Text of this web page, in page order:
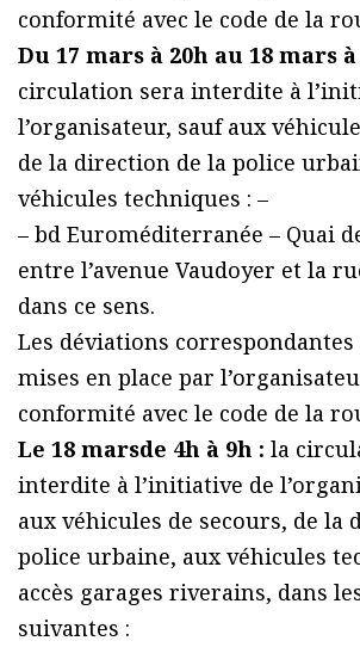
conformité avec le code de la
Du 17 mars à 20h au 18 mars à
circulation sera interdite à
l’organisateur, sauf aux
de la direction de la police
véhicules techniques : –
– bd Euroméditerranée – Quai
entre l’avenue Vaudoyer et la
dans ce sens.
Les déviations
mises en place par
conformité avec le code de la
Le 18 marsde 4h à 9h : la
interdite à l’initiative de
aux véhicules de secours, de la
police urbaine, aux véhicules
accès garages riverains, dans
suivantes :